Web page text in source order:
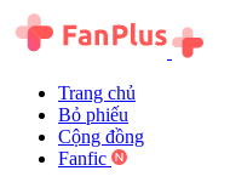
Trang chủ
Bỏ phiếu
Cộng đồng
Fanfic